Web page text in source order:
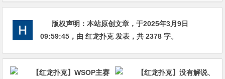
版权声明：本站原创文章，于2025年3月9日
09:59:45 ，由红龙扑克发表，共 2378 字。